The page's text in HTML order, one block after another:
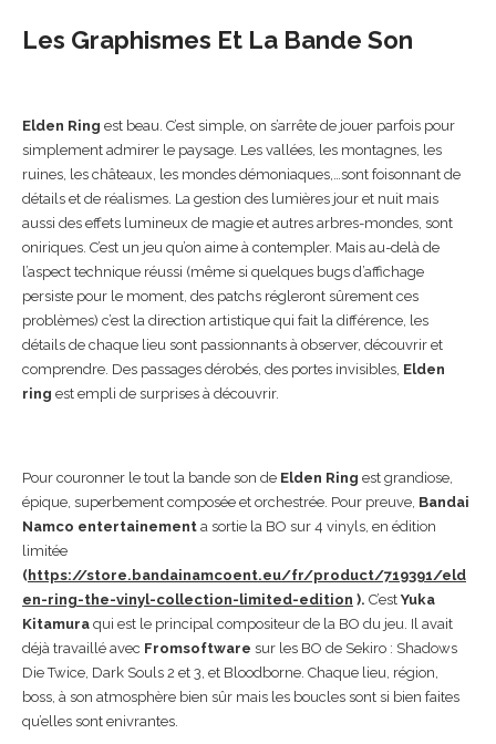
Les Graphismes Et La Bande Son
Elden Ring est beau. C’est simple, on s’arrête de jouer parfois pour
simplement admirer le paysage. Les vallées, les montagnes, les
ruines, les châteaux, les mondes démoniaques,…sont foisonnant de
détails et de réalismes. La gestion des lumières jour et nuit mais
aussi des effets lumineux de magie et autres arbres-mondes, sont
oniriques. C’est un jeu qu’on aime à contempler. Mais au-delà de
l’aspect technique réussi (même si quelques bugs d’affichage
persiste pour le moment, des patchs régleront sûrement ces
problèmes) c’est la direction artistique qui fait la différence, les
détails de chaque lieu sont passionnants à observer, découvrir et
comprendre. Des passages dérobés, des portes invisibles, Elden
ring est empli de surprises à découvrir.
Pour couronner le tout la bande son de Elden Ring est grandiose,
épique, superbement composée et orchestrée. Pour preuve, Bandai
Namco entertainement a sortie la BO sur 4 vinyls, en édition
limitée
(https://store.bandainamcoent.eu/fr/product/719391/eld
en-ring-the-vinyl-collection-limited-edition ). C’est Yuka
Kitamura qui est le principal compositeur de la BO du jeu. Il avait
déjà travaillé avec Fromsoftware sur les BO de Sekiro : Shadows
Die Twice, Dark Souls 2 et 3, et Bloodborne. Chaque lieu, région,
boss, à son atmosphère bien sûr mais les boucles sont si bien faites
qu’elles sont enivrantes.